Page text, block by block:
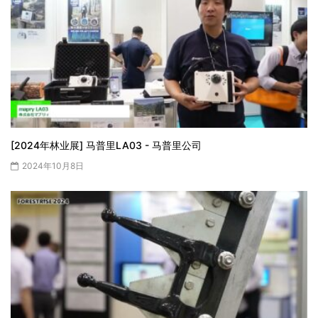
[2024年林业展] 马普里LA03 - 马普里公司
2024年10月8日